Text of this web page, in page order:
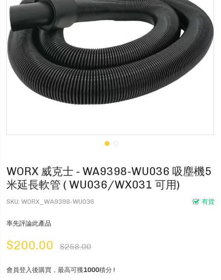
WORX 威克士 - WA9398-WU036 吸塵機5
米延長軟管 ( WU036/WX031 可用)
有貨
SKU WORX_WA9398-WU036
率先評論此產品
$200.00 $258.00
會員登入後購買，最高可獲1000積分 !